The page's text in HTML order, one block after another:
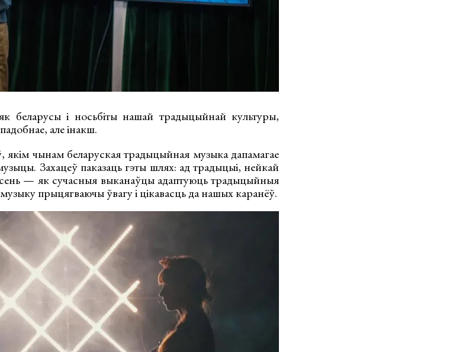
і носьбіты нашай традыцыйнай культуры,
але інакш.
якім чынам беларуская традыцыйная музыка дапамагае
Захацеў паказаць гэты шлях: ад традыцыі, нейкай
— як сучасныя выканаўцы адаптуюць традыцыйныя
прыцягваючы ўвагу і цікавасць да нашых каранёў.